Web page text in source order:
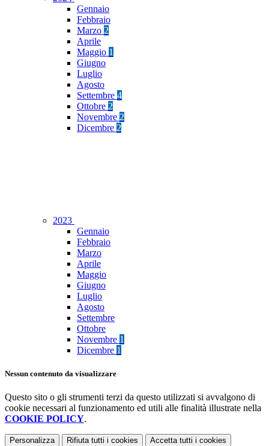
Gennaio
Febbraio
Marzo 2
Aprile
Maggio 1
Giugno
Luglio
Agosto
Settembre 4
Ottobre 2
Novembre 2
Dicembre 2
2023
Gennaio
Febbraio
Marzo
Aprile
Maggio
Giugno
Luglio
Agosto
Settembre
Ottobre
Novembre 1
Dicembre 1
Nessun contenuto da visualizzare
Questo sito o gli strumenti terzi da questo utilizzati si avvalgono di
cookie necessari al funzionamento ed utili alle finalità illustrate nella
COOKIE POLICY.
Personalizza Rifiuta tutti i cookies Accetta tutti i cookies